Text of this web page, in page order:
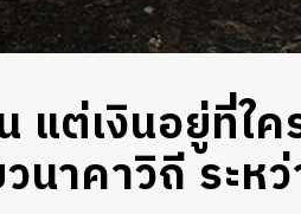
ต่เงินอยู่ที่ใค
นาคาวิถี ระห